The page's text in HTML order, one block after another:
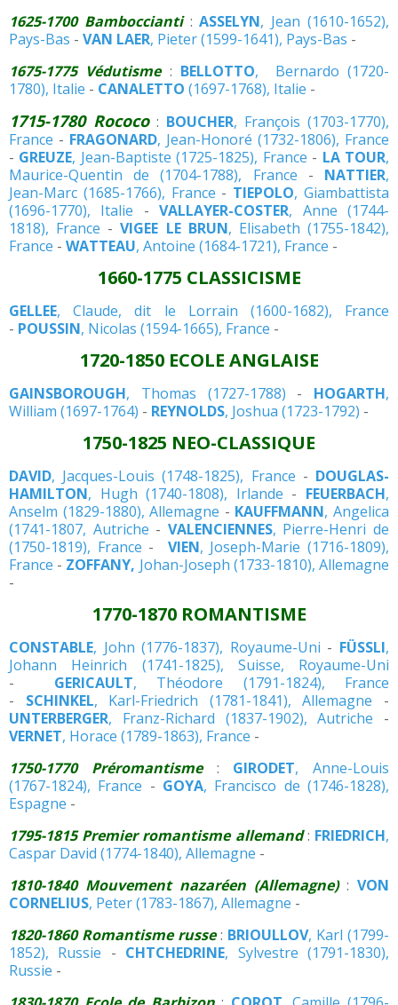
1625-1700 Bamboccianti:ASSELYN, Jean (1610-1652),
Pays-Bas - VAN LAER, Pieter (1599-1641), Pays-Bas -
1675-1775 Védutisme: BELLOTTO, Bernardo (1720-
1780), Italie - CANALETTO (1697-1768), Italie -
1715-1780 Rococo: BOUCHER, François (1703-1770),
France - FRAGONARD, Jean-Honoré (1732-1806), France
- GREUZE, Jean-Baptiste (1725-1825), France - LA TOUR,
Maurice-Quentin de (1704-1788), France - NATTIER,
Jean-Marc (1685-1766), France - TIEPOLO, Giambattista
(1696-1770), Italie -VALLAYER-COSTER, Anne (1744-
1818), France -VIGEE LE BRUN, Elisabeth (1755-1842),
France - WATTEAU, Antoine (1684-1721), France -
1660-1775 CLASSICISME
GELLEE, Claude, dit le Lorrain (1600-1682), France
- POUSSIN, Nicolas (1594-1665), France -
1720-1850 ECOLE ANGLAISE
GAINSBOROUGH, Thomas (1727-1788) - HOGARTH,
William (1697-1764) - REYNOLDS, Joshua (1723-1792) -
1750-1825 NEO-CLASSIQUE
DAVID, Jacques-Louis (1748-1825), France - DOUGLAS-
HAMILTON, Hugh (1740-1808), Irlande - FEUERBACH,
Anselm (1829-1880), Allemagne - KAUFFMANN, Angelica
(1741-1807, Autriche - VALENCIENNES, Pierre-Henri de
(1750-1819), France - VIEN, Joseph-Marie (1716-1809),
France - ZOFFANY, Johan-Joseph (1733-1810), Allemagne
-
1770-1870 ROMANTISME
CONSTABLE, John (1776-1837), Royaume-Uni - FÜSSLI,
Johann Heinrich (1741-1825), Suisse, Royaume-Uni
- GERICAULT, Théodore (1791-1824), France
- SCHINKEL, Karl-Friedrich (1781-1841), Allemagne -
UNTERBERGER, Franz-Richard (1837-1902), Autriche -
VERNET, Horace (1789-1863), France -
1750-1770 Préromantisme: GIRODET, Anne-Louis
(1767-1824), France - GOYA, Francisco de (1746-1828),
Espagne -
1795-1815 Premier romantisme allemand: FRIEDRICH,
Caspar David (1774-1840), Allemagne -
1810-1840 Mouvement nazaréen (Allemagne): VON
CORNELIUS, Peter (1783-1867), Allemagne -
1820-1860 Romantisme russe: BRIOULLOV, Karl (1799-
1852), Russie - CHTCHEDRINE, Sylvestre (1791-1830),
Russie -